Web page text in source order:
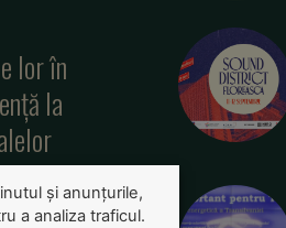
lor în
la
și anunțurile,
a analiza traficul.